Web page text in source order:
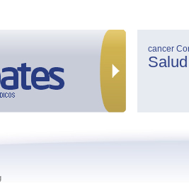
cancer
Salud